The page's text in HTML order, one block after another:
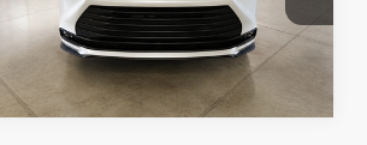
2,405 km Ext. Int.